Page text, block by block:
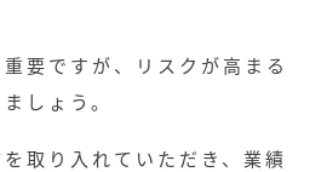
要ですが、リスクが高まる
しょう。
取り入れていただき、業績